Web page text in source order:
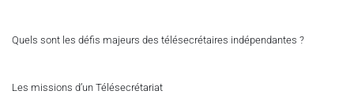
Quels sont les défis majeurs des télésecrétaires indépendantes ?
Les missions d’un Télésecrétariat